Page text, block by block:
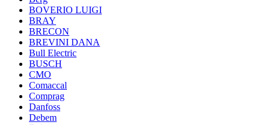
BOVERIO LUIGI
BRAY
BRECON
BREVINI DANA
Bull Electric
BUSCH
CMO
Comaccal
Comprag
Danfoss
Debem